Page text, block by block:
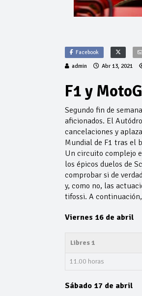
Facebook
admin Abr 13, 2021
F1 y
Segundo fin de
aficionados. El
cancelaciones y
Mundial de F1 tras el
Un circuito complejo
los épicos duelos de
comprobar si de
y, como no, las
tifossi. A
Viernes 16 de abril
Libres 1
11.00 horas
Sábado 17 de abril